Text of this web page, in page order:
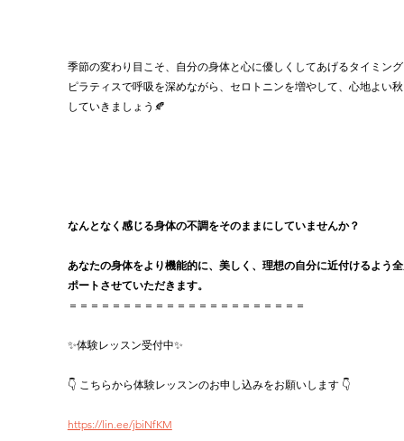
季節の変わり目こそ、自分の身体と心に優しくしてあげるタイミン
ピラティスで呼吸を深めながら、セロトニンを増やして、心地よい
していきましょう🍂
なんとなく感じる身体の不調をそのままにしていませんか？
あなたの身体をより機能的に、美しく、理想の自分に近付けるよう
ポートさせていただきます。
＝＝＝＝＝＝＝＝＝＝＝＝＝＝＝＝＝＝＝＝＝＝
✨体験レッスン受付中✨
👇 こちらから体験レッスンのお申し込みをお願いします 👇
https://lin.ee/jbiNfKM